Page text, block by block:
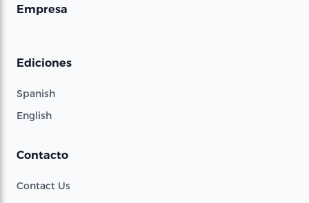
Empresa
Ediciones
Spanish
English
Contacto
Contact Us